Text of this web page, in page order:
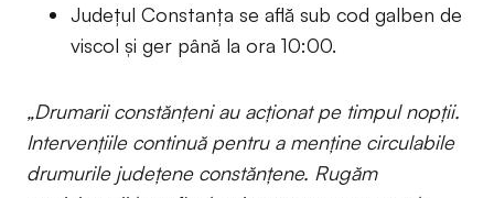
Județul Constanța se află sub cod galben de
viscol și ger până la ora 10:00.
„Drumarii constănțeni au acționat pe timpul nopții.
Intervențiile continuă pentru a menține circulabile
drumurile județene constănțene. Rugăm